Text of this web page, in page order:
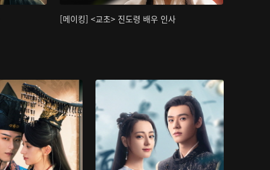
[메이킹] <교초> 진도령 배우 인사